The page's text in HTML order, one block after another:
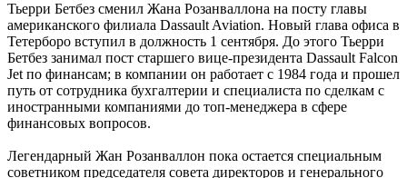
Тьерри Бетбез сменил Жана Розанваллона на посту главы
американского филиала Dassault Aviation. Новый глава офиса в
Тетерборо вступил в должность 1 сентября. До этого Тьерри
Бетбез занимал пост старшего вице-президента Dassault Falcon
Jet по финансам; в компании он работает с 1984 года и прошел
путь от сотрудника бухгалтерии и специалиста по сделкам с
иностранными компаниями до топ-менеджера в сфере
финансовых вопросов.
Легендарный Жан Розанваллон пока остается специальным
советником председателя совета директоров и генерального